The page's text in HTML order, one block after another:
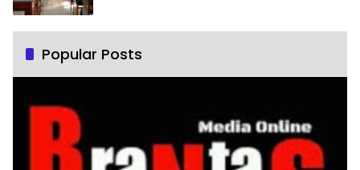
Popular Posts